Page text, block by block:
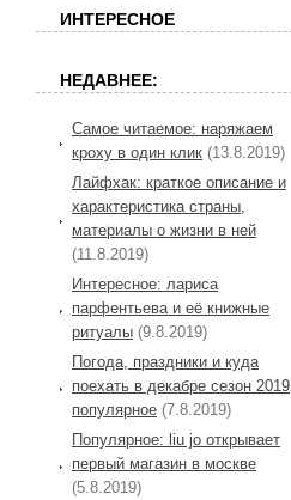
ИНТЕРЕСНОЕ
НЕДАВНЕЕ:
Самое читаемое: наряжаем
кроху в один клик (13.8.2019)
Лайфхак: краткое описание и
характеристика страны,
материалы о жизни в ней
(11.8.2019)
Интересное: лариса
парфентьева и её книжные
ритуалы (9.8.2019)
Погода, праздники и куда
поехать в декабре сезон 2019,
популярное (7.8.2019)
Популярное: liu jo открывает
первый магазин в москве
(5.8.2019)